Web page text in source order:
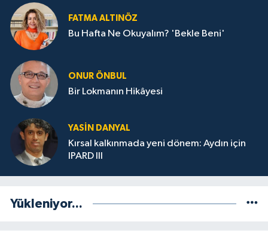
FATMA ALTINÖZ
Bu Hafta Ne Okuyalım? 'Bekle Beni'
ONUR ÖNBUL
Bir Lokmanın Hikâyesi
YASIN DANYAL
Kırsal kalkınmada yeni dönem: Aydın için
IPARD III
Yükleniyor...